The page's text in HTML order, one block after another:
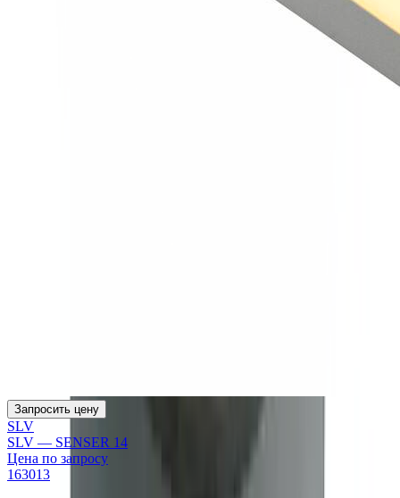
Запросить цену
SLV
SLV — SENSER 14
Цена по запросу
163013